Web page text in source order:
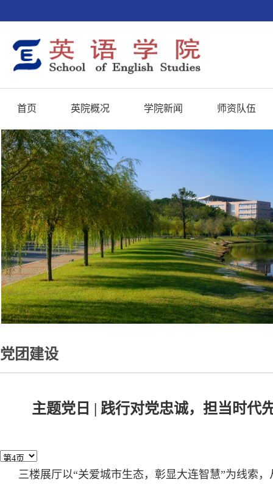
首页 英院概况 学院新闻 师资队伍
党团建设
主题党日 | 践行对党忠诚，担当时
三楼展厅以“关爱城市生态，彰显大连智慧”为线索